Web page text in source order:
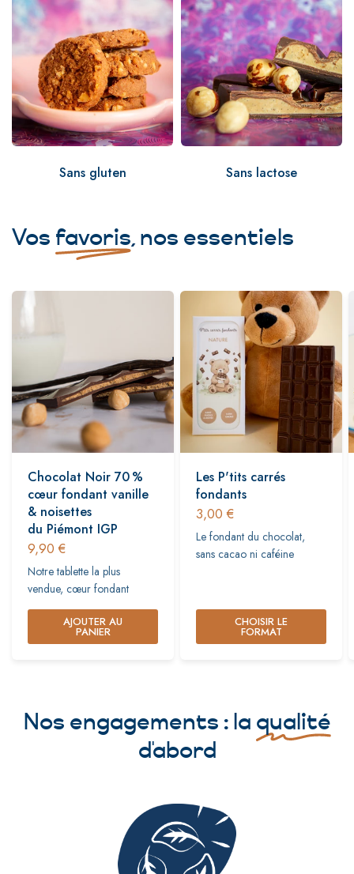
Sans gluten Sans lactose
Vos favoris, nos essentiels
Chocolat Noir 70 %
cœur fondant vanille
& noisettes
du Piémont IGP
9,90 €
Notre tablette la plus
vendue, cœur fondant
AJOUTER AU
PANIER
Les P'tits carrés
fondants
3,00 €
Le fondant du chocolat,
sans cacao ni caféine
CHOISIR LE
FORMAT
Nos engagements : la qualité
d'abord